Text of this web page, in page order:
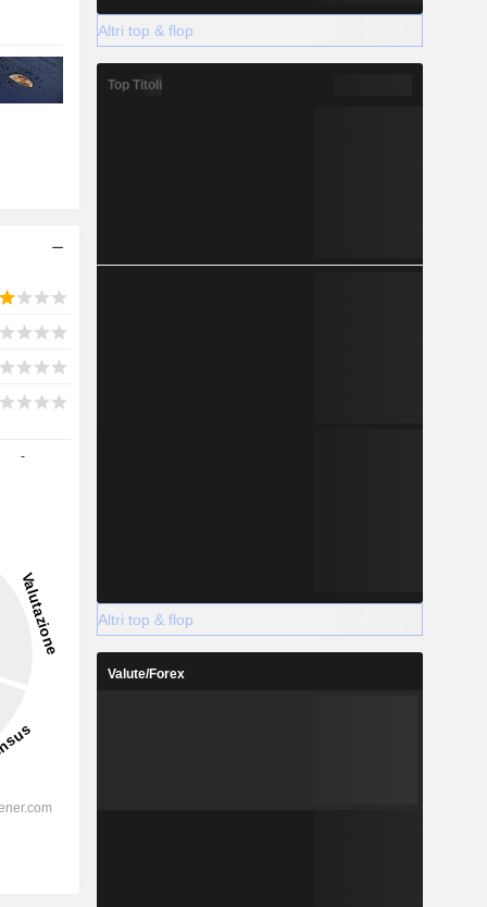
-
Altri top & flop
Top Titoli
Altri top & flop
Valute/Forex